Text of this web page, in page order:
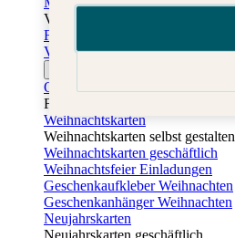
Vatertag
Fotogeschenke Vatertag
Vatertagskarten
Osterkarten
Fotogeschenke zu Ostern
Weihnachtskarten
Weihnachtskarten selbst gestalten
Weihnachtskarten geschäftlich
Weihnachtsfeier Einladungen
Geschenkaufkleber Weihnachten
Geschenkanhänger Weihnachten
Neujahrskarten
Neujahrskarten geschäftlich